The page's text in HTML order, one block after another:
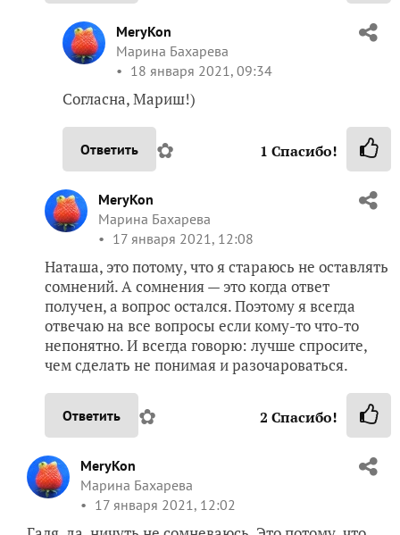
MeryKon
Марина Бахарева
18 января 2021, 09:34
Согласна, Мариш!)
Ответить ✿ 1 Спасибо!
MeryKon
Марина Бахарева
17 января 2021, 12:08
Наташа, это потому, что я стараюсь не оставлять
сомнений. А сомнения — это когда ответ
получен, а вопрос остался. Поэтому я всегда
отвечаю на все вопросы если кому-то что-то
непонятно. И всегда говорю: лучше спросите,
чем сделать не понимая и разочароваться.
Ответить ✿ 2 Спасибо!
MeryKon
Марина Бахарева
17 января 2021, 12:02